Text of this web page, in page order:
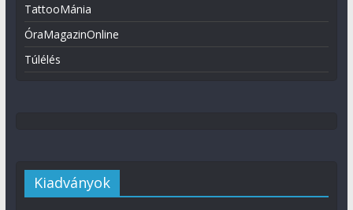
TattooMánia
ÓraMagazinOnline
Túlélés
Kiadványok